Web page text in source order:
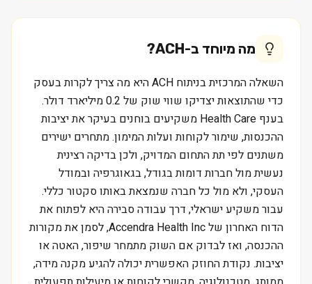
מה מיוחד ב-ACH
?
השאלה המרכזית בניתוח ACH היא מה צריך לקרות בעסק
כדי שהתוצאות יצדיקו שווי שוק של 0.2 מיליארד דולר.
בענף Health Care משקיעים בוחנים בעיקר את יציבות
ההכנסות, שימור לקוחות ועלות המימון. מתחרים ישירים
משתנים לפי תת התחום המדויק, ולכן בדיקה רצינית
נעשית מול חברות דומות בגודל, בגאוגרפיה ובמודל
העסקי, ולא מול כל חברה שנמצאת באותו סקטור כללי.
עבור משקיע ישראלי, דרך עבודה סבירה היא לפתוח את
הדוח האחרון של Accendra Health Inc, לסמן את מקורות
ההכנסה, ואז לבדוק אם השוק מתמחר שיפור, האטה או
יציבות. נקודת החוזק האפשרית יכולה להגיע מקנה מידה,